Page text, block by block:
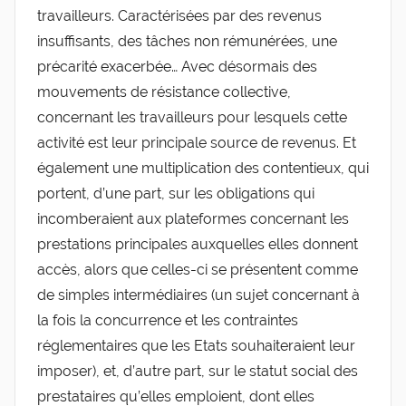
travailleurs. Caractérisées par des revenus
insuffisants, des tâches non rémunérées, une
précarité exacerbée… Avec désormais des
mouvements de résistance collective,
concernant les travailleurs pour lesquels cette
activité est leur principale source de revenus. Et
également une multiplication des contentieux, qui
portent, d’une part, sur les obligations qui
incomberaient aux plateformes concernant les
prestations principales auxquelles elles donnent
accès, alors que celles-ci se présentent comme
de simples intermédiaires (un sujet concernant à
la fois la concurrence et les contraintes
réglementaires que les Etats souhaiteraient leur
imposer), et, d’autre part, sur le statut social des
prestataires qu’elles emploient, dont elles